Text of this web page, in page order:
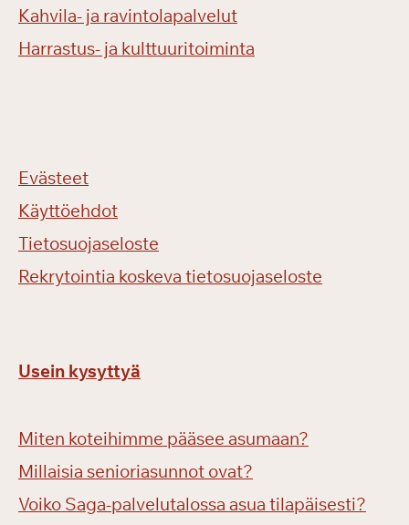
Kahvila- ja ravintolapalvelut
Harrastus- ja kulttuuritoiminta
Evästeet
Käyttöehdot
Tietosuojaseloste
Rekrytointia koskeva tietosuojaseloste
Usein kysyttyä
Miten koteihimme pääsee asumaan?
Millaisia senioriasunnot ovat?
Voiko Saga-palvelutalossa asua tilapäisesti?